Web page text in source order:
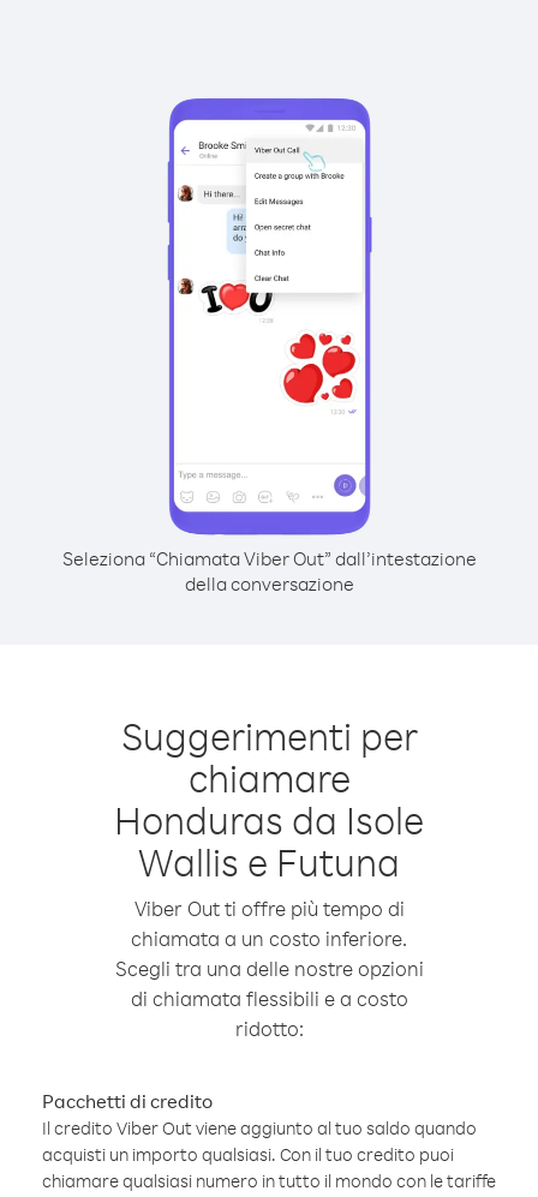
Seleziona “Chiamata Viber Out” dall’intestazione
della conversazione
Suggerimenti per
chiamare
Honduras da Isole
Wallis e Futuna
Viber Out ti offre più tempo di
chiamata a un costo inferiore.
Scegli tra una delle nostre opzioni
di chiamata flessibili e a costo
ridotto:
Pacchetti di credito
Il credito Viber Out viene aggiunto al tuo saldo quando
acquisti un importo qualsiasi. Con il tuo credito puoi
chiamare qualsiasi numero in tutto il mondo con le tariffe